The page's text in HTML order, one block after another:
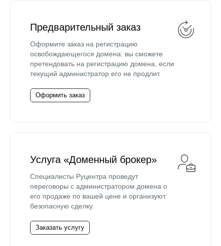
Предварительный заказ
Оформите заказ на регистрацию
освобождающегося домена: вы сможете
претендовать на регистрацию домена, если
текущий администратор его не продлит.
Оформить заказ
Услуга «Доменный брокер»
Специалисты Руцентра проведут
переговоры с администратором домена о
его продаже по вашей цене и организуют
безопасную сделку.
Заказать услугу